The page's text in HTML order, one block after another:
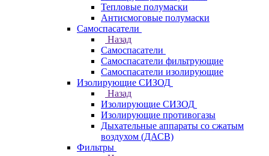
Тепловые полумаски
Антисмоговые полумаски
Самоспасатели
Назад
Самоспасатели
Самоспасатели фильтрующие
Самоспасатели изолирующие
Изолирующие СИЗОД
Назад
Изолирующие СИЗОД
Изолирующие противогазы
Дыхательные аппараты со сжатым
воздухом (ДАСВ)
Фильтры